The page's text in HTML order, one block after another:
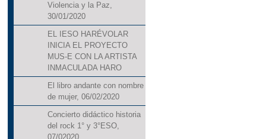
Violencia y la Paz,
30/01/2020
EL IESO HARÉVOLAR
INICIA EL PROYECTO
MUS-E CON LA ARTISTA
INMACULADA HARO
El libro andante con nombre
de mujer, 06/02/2020
Concierto didáctico historia
del rock 1° y 3°ESO,
07/02020